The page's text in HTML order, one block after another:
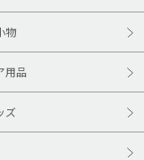
物
用品
ズ